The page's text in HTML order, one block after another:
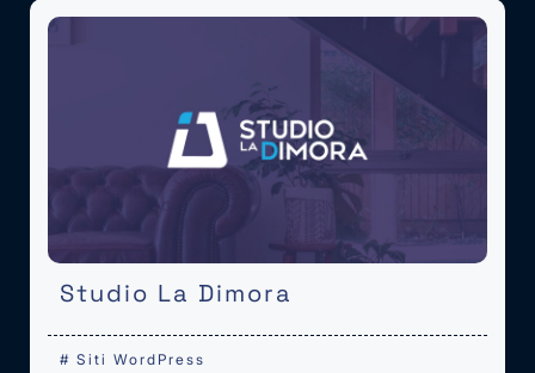
Studio La Dimora
# Siti WordPress